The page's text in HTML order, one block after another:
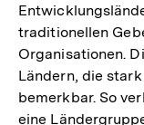
traditionellen
Organisationen.
Ländern, die
bemerkbar. So
eine